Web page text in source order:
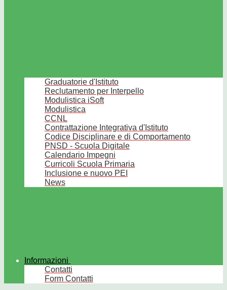
Graduatorie d'Istituto
Reclutamento per Interpello
Modulistica iSoft
Modulistica
CCNL
Contrattazione Integrativa d'Istituto
Codice Disciplinare e di Comportamento
PNSD - Scuola Digitale
Calendario Impegni
Curricoli Scuola Primaria
Inclusione e nuovo PEI
News
Informazioni
Contatti
Form Contatti